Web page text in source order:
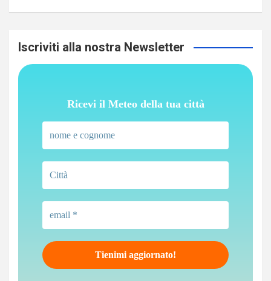
Iscriviti alla nostra Newsletter
Ricevi il Meteo della tua città